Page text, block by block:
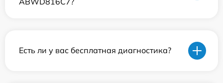
Есть ли у вас бесплатная диагностика?